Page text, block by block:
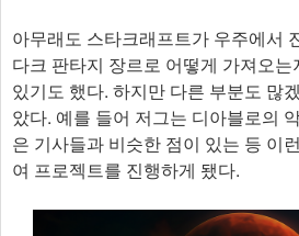
아무래도 스타크래프트가 우주에서
다크 판타지 장르로 어떻게 가져오
있기도 했다. 하지만 다른 부분도 많
았다. 예를 들어 저그는 디아블로의
은 기사들과 비슷한 점이 있는 등 이
여 프로젝트를 진행하게 됐다.